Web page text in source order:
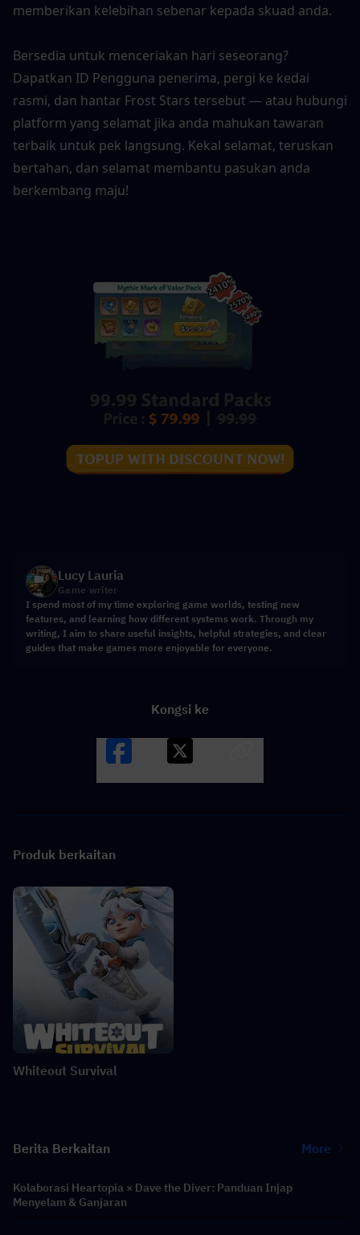
memberikan kelebihan sebenar kepada skuad anda.
Bersedia untuk menceriakan hari seseorang?
Dapatkan ID Pengguna penerima, pergi ke kedai
rasmi, dan hantar Frost Stars tersebut — atau hubungi
platform yang selamat jika anda mahukan tawaran
terbaik untuk pek langsung. Kekal selamat, teruskan
bertahan, dan selamat membantu pasukan anda
berkembang maju!
Lucy Lauria
Game writer
I spend most of my time exploring game worlds, testing new
features, and learning how different systems work. Through my
writing, I aim to share useful insights, helpful strategies, and clear
guides that make games more enjoyable for everyone.
Kongsi ke
Produk berkaitan
Whiteout Survival
Berita Berkaitan More
Kolaborasi Heartopia × Dave the Diver: Panduan Injap
Menyelam & Ganjaran